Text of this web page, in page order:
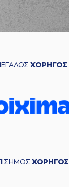
ΧΟΡΗΓΟΣ
ΧΟΡΗΓΟΣ